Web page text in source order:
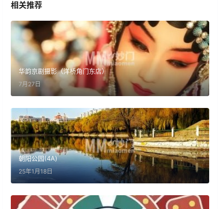
相关推荐
华韵京剧摄影（洋桥角门东店）
7月27日
朝阳公园(4A)
25年1月18日